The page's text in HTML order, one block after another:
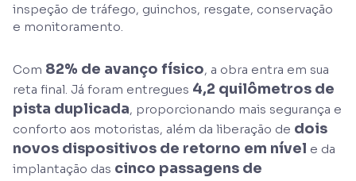
inspeção de tráfego, guinchos, resgate, conservação
e monitoramento.
Com 82% de avanço físico, a obra entra em sua
reta final. Já foram entregues 4,2 quilômetros de
pista duplicada, proporcionando mais segurança e
conforto aos motoristas, além da liberação de dois
novos dispositivos de retorno em nível e da
implantação das cinco passagens de